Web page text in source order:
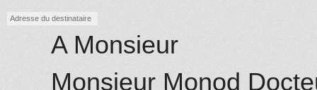
Adresse du destinataire
A Monsieur
Monsieur Monod